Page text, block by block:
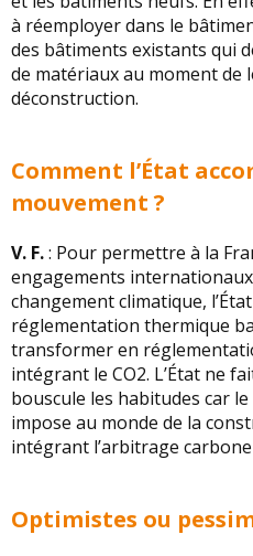
à réemployer dans le
des bâtiments existants qui
de matériaux au moment
déconstruction.
Comment l’État
mouvement ?
V. F.: Pour permettre à la
engagements
changement climatique,
réglementation thermique
transformer en
intégrant le CO2. L’État ne
bouscule les habitudes car le
impose au monde de la
intégrant l’arbitrage
Optimistes ou